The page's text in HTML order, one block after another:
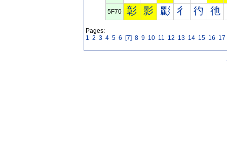
5F70 彰 影 彲 彳 彴 彵
Pages:
1 2 3 4 5 6 [7] 8 9 10 11 12 13 14 15 16 17